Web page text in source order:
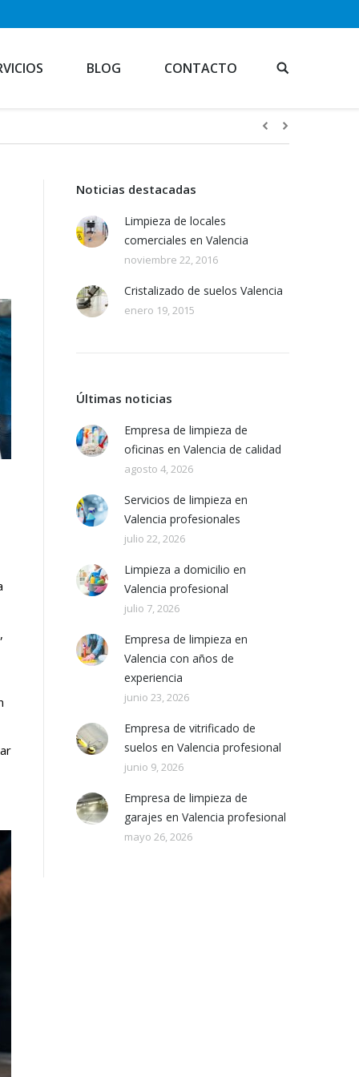
BLOG CONTACTO
Noticias destacadas
Limpieza de locales
comerciales en Valencia
noviembre 22, 2016
Cristalizado de suelos Valencia
enero 19, 2015
Últimas noticias
Empresa de limpieza de
oficinas en Valencia de calidad
agosto 4, 2026
Servicios de limpieza en
Valencia profesionales
julio 22, 2026
Limpieza a domicilio en
Valencia profesional
julio 7, 2026
Empresa de limpieza en
Valencia con años de
experiencia
junio 23, 2026
Empresa de vitrificado de
suelos en Valencia profesional
junio 9, 2026
Empresa de limpieza de
garajes en Valencia profesional
mayo 26, 2026